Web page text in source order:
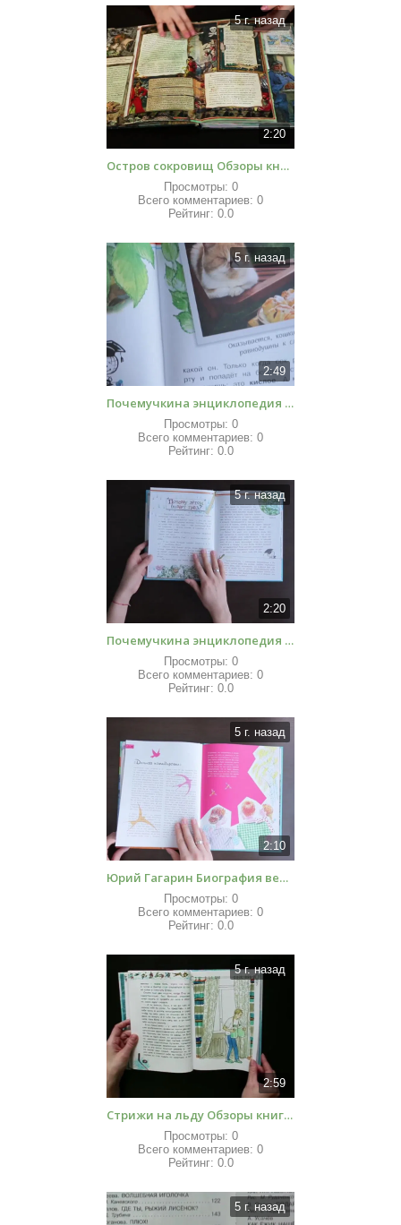
5 г. назад
2:20
Остров сокровищ Обзоры книг для детей
Просмотры: 0
Всего комментариев: 0
Рейтинг: 0.0
5 г. назад
2:49
Почемучкина энциклопедия Такие разные животные Обзоры книг для детей
Просмотры: 0
Всего комментариев: 0
Рейтинг: 0.0
5 г. назад
2:20
Почемучкина энциклопедия Много вопросов – много ответов Обзоры книг для детей
Просмотры: 0
Всего комментариев: 0
Рейтинг: 0.0
5 г. назад
2:10
Юрий Гагарин Биография великого человека
Просмотры: 0
Всего комментариев: 0
Рейтинг: 0.0
5 г. назад
2:59
Стрижи на льду Обзоры книг для детей
Просмотры: 0
Всего комментариев: 0
Рейтинг: 0.0
5 г. назад